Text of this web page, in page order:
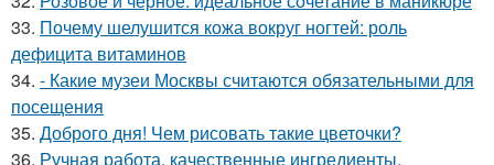
33. Почему шелушится кожа вокруг ногтей: роль
дефицита витаминов
34. - Какие музеи Москвы считаются обязательными для
посещения
35. Доброго дня! Чем рисовать такие цветочки?
36. Ручная работа, качественные ингредиенты,